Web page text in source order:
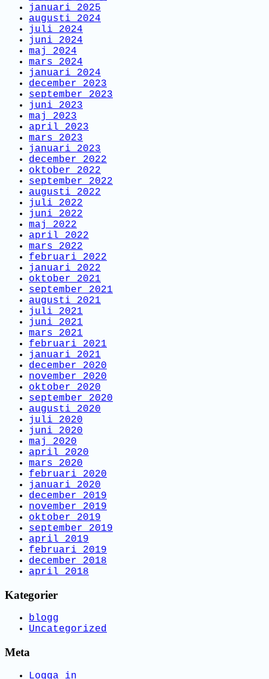
januari 2025
augusti 2024
juli 2024
juni 2024
maj 2024
mars 2024
januari 2024
december 2023
september 2023
juni 2023
maj 2023
april 2023
mars 2023
januari 2023
december 2022
oktober 2022
september 2022
augusti 2022
juli 2022
juni 2022
maj 2022
april 2022
mars 2022
februari 2022
januari 2022
oktober 2021
september 2021
augusti 2021
juli 2021
juni 2021
mars 2021
februari 2021
januari 2021
december 2020
november 2020
oktober 2020
september 2020
augusti 2020
juli 2020
juni 2020
maj 2020
april 2020
mars 2020
februari 2020
januari 2020
december 2019
november 2019
oktober 2019
september 2019
april 2019
februari 2019
december 2018
april 2018
Kategorier
blogg
Uncategorized
Meta
Logga in